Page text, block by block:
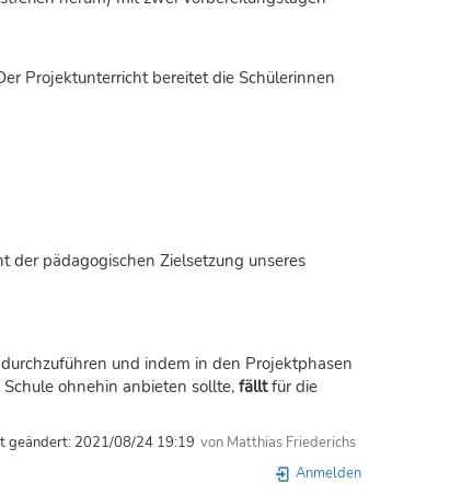
Projektunterricht bereitet die Schülerinnen
der pädagogischen Zielsetzung unseres
und indem in den Projektphasen
ohnehin anbieten sollte, fälltfür die
geändert: 2021/08/24 19:19 von Matthias Friederichs
Anmelden